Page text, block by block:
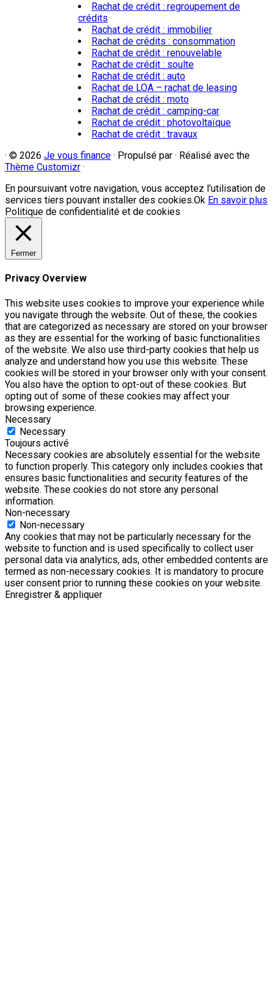
Rachat de crédit : regroupement de
crédits
Rachat de crédit : immobilier
Rachat de crédits : consommation
Rachat de crédit : renouvelable
Rachat de crédit : soulte
Rachat de crédit : auto
Rachat de LOA – rachat de leasing
Rachat de crédit : moto
Rachat de crédit : camping-car
Rachat de crédit : photovoltaïque
Rachat de crédit : travaux
· © 2026 Je vous finance · Propulsé par · Réalisé avec the
Thème Customizr ·
En poursuivant votre navigation, vous acceptez l'utilisation de
services tiers pouvant installer des cookies.Ok En savoir plus
Politique de confidentialité et de cookies
Fermer
Privacy Overview
This website uses cookies to improve your experience while
you navigate through the website. Out of these, the cookies
that are categorized as necessary are stored on your browser
as they are essential for the working of basic functionalities
of the website. We also use third-party cookies that help us
analyze and understand how you use this website. These
cookies will be stored in your browser only with your consent.
You also have the option to opt-out of these cookies. But
opting out of some of these cookies may affect your
browsing experience.
Necessary
Necessary
Toujours activé
Necessary cookies are absolutely essential for the website
to function properly. This category only includes cookies that
ensures basic functionalities and security features of the
website. These cookies do not store any personal
information.
Non-necessary
Non-necessary
Any cookies that may not be particularly necessary for the
website to function and is used specifically to collect user
personal data via analytics, ads, other embedded contents are
termed as non-necessary cookies. It is mandatory to procure
user consent prior to running these cookies on your website.
Enregistrer & appliquer